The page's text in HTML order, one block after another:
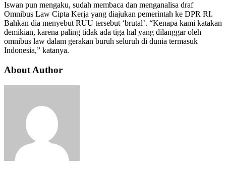
Iswan pun mengaku, sudah membaca dan menganalisa draf
Omnibus Law Cipta Kerja yang diajukan pemerintah ke DPR RI.
Bahkan dia menyebut RUU tersebut ‘brutal’. “Kenapa kami katakan
demikian, karena paling tidak ada tiga hal yang dilanggar oleh
omnibus law dalam gerakan buruh seluruh di dunia termasuk
Indonesia,” katanya.
About Author